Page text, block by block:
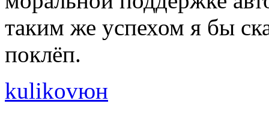
таким же успехом я бы
поклёп.
kulikovюн